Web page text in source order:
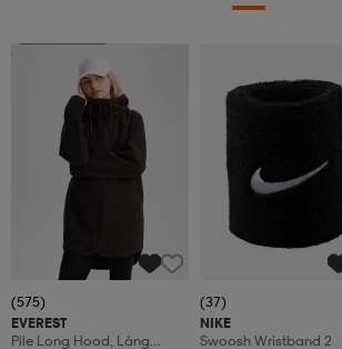
(575)
EVEREST
Pile Long Hood, Lång
(37)
NIKE
Swoosh Wristband 2